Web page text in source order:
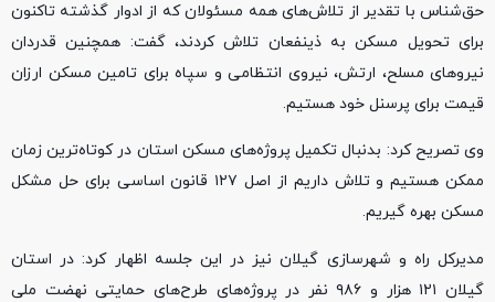
حق‌شناس با تقدیر از تلاش‌های همه مسئولان که از ادوار گذشته تاکنون
برای تحویل مسکن به ذینفعان تلاش کردند، گفت: همچنین قدردان
نیروهای مسلح، ارتش، نیروی انتظامی و سپاه برای تامین مسکن ارزان
قیمت برای پرسنل خود هستیم.
وی تصریح کرد: بدنبال تکمیل پروژه‌های مسکن استان در کوتاه‌ترین زمان
ممکن هستیم و تلاش داریم از اصل ۱۲۷ قانون اساسی برای حل مشکل
مسکن بهره گیریم.
مدیرکل راه و شهرسازی گیلان نیز در این جلسه اظهار کرد: در استان
گیلان ۱۲۱ هزار و ۹۸۶ نفر در پروژه‌های طرح‌های حمایتی نهضت ملی